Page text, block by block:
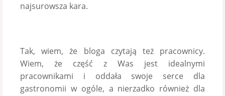
najsurowsza kara.
Tak, wiem, że bloga czytają też pracownicy.
Wiem, że część z Was jest idealnymi
pracownikami i oddała swoje serce dla
gastronomii w ogóle, a nierzadko również dla